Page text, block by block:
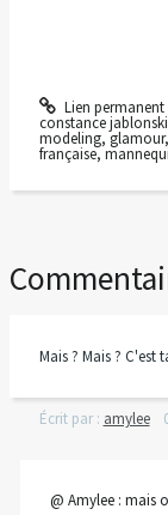
Lien permanent
constance jablonski
modeling,glamour
française,
Mais ? Mais ? C'est
Écrit par : amylee
@ Amylee : mais